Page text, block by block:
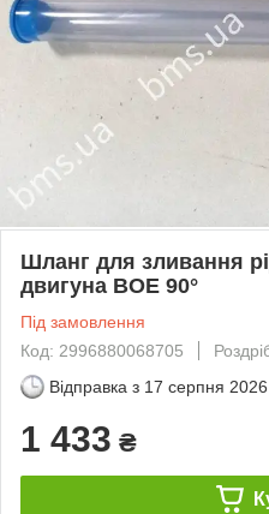
Шланг для зливання
двигуна BOE 90°
Під замовлення
Код: 2996880068705
Відправка з 17 серпня 2026
1 433 ₴